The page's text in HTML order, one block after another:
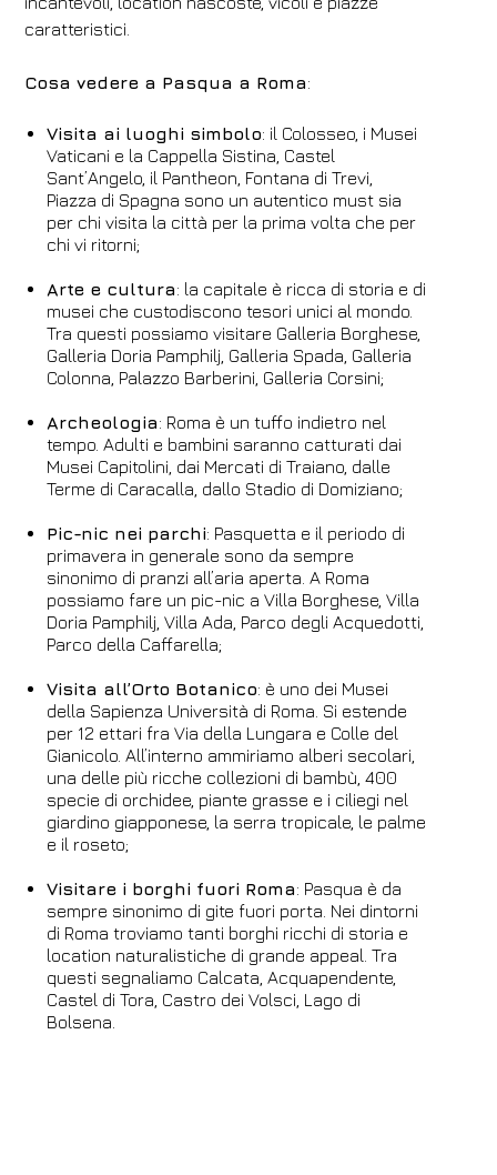
caratteristici.
Cosa vedere a Pasqua a Roma:
Visita ai luoghi simbolo: il Colosseo, i Musei
Vaticani e la Cappella Sistina, Castel
Sant’Angelo, il Pantheon, Fontana di Trevi,
Piazza di Spagna sono un autentico must sia
per chi visita la città per la prima volta che per
chi vi ritorni;
Arte e cultura: la capitale è ricca di storia e di
musei che custodiscono tesori unici al mondo.
Tra questi possiamo visitare Galleria Borghese,
Galleria Doria Pamphilj, Galleria Spada, Galleria
Colonna, Palazzo Barberini, Galleria Corsini;
Archeologia: Roma è un tuffo indietro nel
tempo. Adulti e bambini saranno catturati dai
Musei Capitolini, dai Mercati di Traiano, dalle
Terme di Caracalla, dallo Stadio di Domiziano;
Pic-nic nei parchi: Pasquetta e il periodo di
primavera in generale sono da sempre
sinonimo di pranzi all’aria aperta. A Roma
possiamo fare un pic-nic a Villa Borghese, Villa
Doria Pamphilj, Villa Ada, Parco degli Acquedotti,
Parco della Caffarella;
Visita all’Orto Botanico: è uno dei Musei
della Sapienza Università di Roma. Si estende
per 12 ettari fra Via della Lungara e Colle del
Gianicolo. All’interno ammiriamo alberi secolari,
una delle più ricche collezioni di bambù, 400
specie di orchidee, piante grasse e i ciliegi nel
giardino giapponese, la serra tropicale, le palme
e il roseto;
Visitare i borghi fuori Roma: Pasqua è da
sempre sinonimo di gite fuori porta. Nei dintorni
di Roma troviamo tanti borghi ricchi di storia e
location naturalistiche di grande appeal. Tra
questi segnaliamo Calcata, Acquapendente,
Castel di Tora, Castro dei Volsci, Lago di
Bolsena.